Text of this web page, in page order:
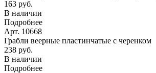
163 руб.
В наличии
Подробнее
Арт. 10668
Грабли веерные пластинчатые с черенком
238 руб.
В наличии
Подробнее